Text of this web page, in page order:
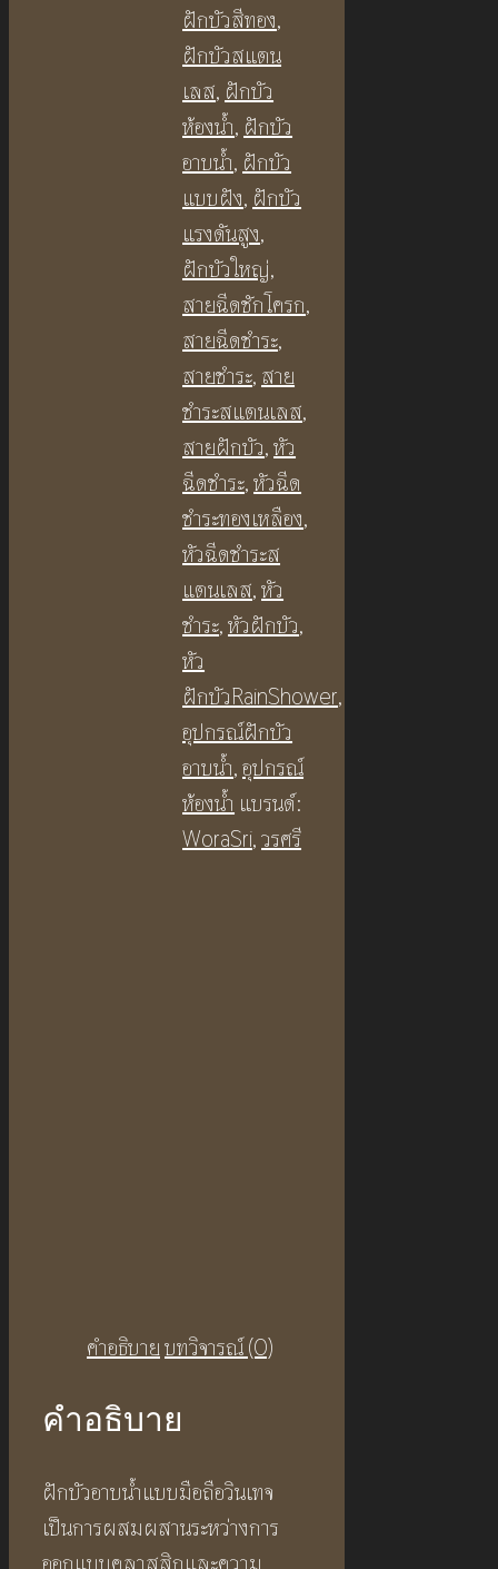
ฝักบัวสีทอง,
ฝักบัวสแตน
เลส, ฝักบัว
ห้องน้ำ, ฝักบัว
อาบน้ำ, ฝักบัว
แบบฝัง, ฝักบัว
แรงดันสูง,
ฝักบัวใหญ่,
สายฉีดชักโครก,
สายฉีดชำระ,
สายชำระ, สาย
ชำระสแตนเลส,
สายฝักบัว,หัว
ฉีดชำระ,หัวฉีด
ชำระทองเหลือง,
หัวฉีดชำระส
แตนเลส,หัว
ชำระ,หัวฝักบัว,
หัว
ฝักบัวRainShower,
อุปกรณ์ฝักบัว
อาบน้ำ,อุปกรณ์
ห้องน้ำ แบรนด์:
WoraSri,วรศรี
คำอธิบายบทวิจารณ์ (0)
คำอธิบาย
ฝักบัวอาบน้ำแบบมือถือวินเทจ
เป็นการผสมผสานระหว่างการ
ออกแบบคลาสสิกและความ